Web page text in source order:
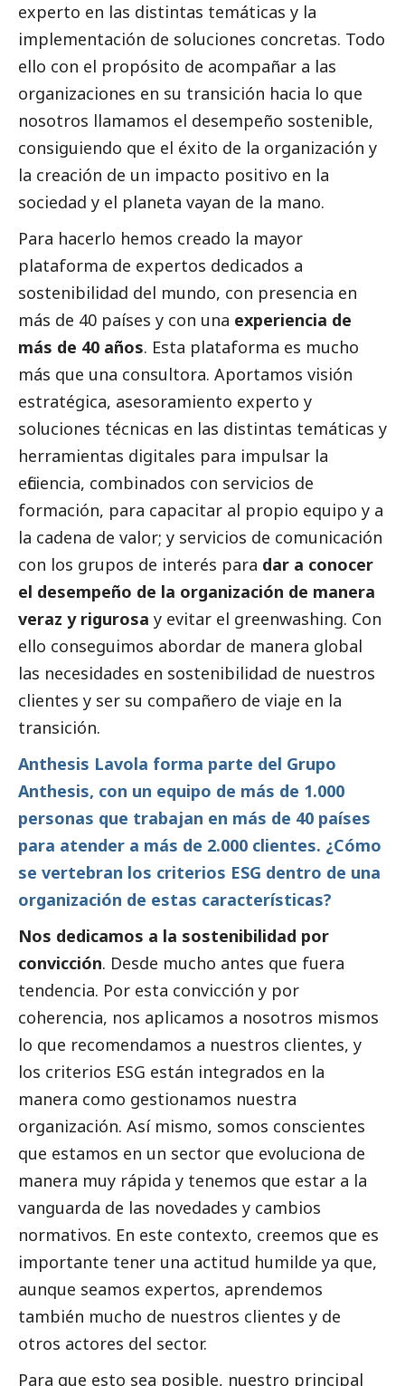
experto en las distintas temáticas y la
implementación de soluciones concretas. Todo
ello con el propósito de acompañar a las
organizaciones en su transición hacia lo que
nosotros llamamos el desempeño sostenible,
consiguiendo que el éxito de la organización y
la creación de un impacto positivo en la
sociedad y el planeta vayan de la mano.
Para hacerlo hemos creado la mayor
plataforma de expertos dedicados a
sostenibilidad del mundo, con presencia en
más de 40 países y con una experiencia de
más de 40 años. Esta plataforma es mucho
más que una consultora. Aportamos visión
estratégica, asesoramiento experto y
soluciones técnicas en las distintas temáticas y
herramientas digitales para impulsar la
eficiencia, combinados con servicios de
formación, para capacitar al propio equipo y a
la cadena de valor; y servicios de comunicación
con los grupos de interés para dar a conocer
el desempeño de la organización de manera
veraz y rigurosa y evitar el greenwashing. Con
ello conseguimos abordar de manera global
las necesidades en sostenibilidad de nuestros
clientes y ser su compañero de viaje en la
transición.
Anthesis Lavola forma parte del Grupo
Anthesis, con un equipo de más de 1.000
personas que trabajan en más de 40 países
para atender a más de 2.000 clientes. ¿Cómo
se vertebran los criterios ESG dentro de una
organización de estas características?
Nos dedicamos a la sostenibilidad por
convicción. Desde mucho antes que fuera
tendencia. Por esta convicción y por
coherencia, nos aplicamos a nosotros mismos
lo que recomendamos a nuestros clientes, y
los criterios ESG están integrados en la
manera como gestionamos nuestra
organización. Así mismo, somos conscientes
que estamos en un sector que evoluciona de
manera muy rápida y tenemos que estar a la
vanguarda de las novedades y cambios
normativos. En este contexto, creemos que es
importante tener una actitud humilde ya que,
aunque seamos expertos, aprendemos
también mucho de nuestros clientes y de
otros actores del sector.
Para que esto sea posible, nuestro principal